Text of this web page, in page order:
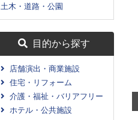
土木・道路・公園
目的から探す
店舗演出・商業施設
住宅・リフォーム
介護・福祉・バリアフリー
ホテル・公共施設